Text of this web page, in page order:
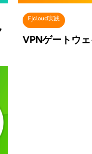
FJcloud実践
VPNゲートウ